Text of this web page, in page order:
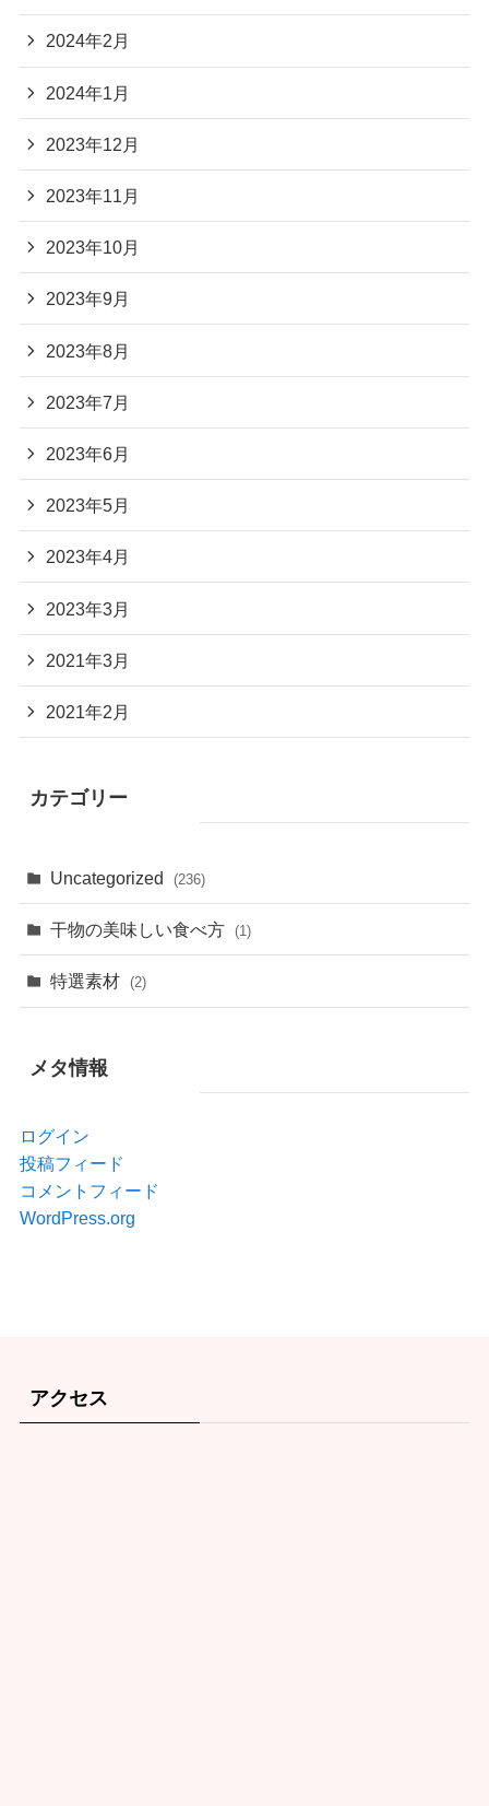
2024年2月
2024年1月
2023年12月
2023年11月
2023年10月
2023年9月
2023年8月
2023年7月
2023年6月
2023年5月
2023年4月
2023年3月
2021年3月
2021年2月
カテゴリー
Uncategorized (236)
干物の美味しい食べ方 (1)
特選素材 (2)
メタ情報
ログイン
投稿フィード
コメントフィード
WordPress.org
アクセス